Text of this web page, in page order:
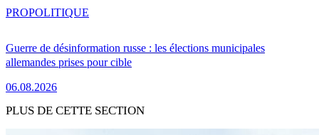
Guerre de désinformation russe : les élections municipales
allemandes prises pour cible
06.08.2026
PROPOLITIQUE
PLUS DE CETTE SECTION